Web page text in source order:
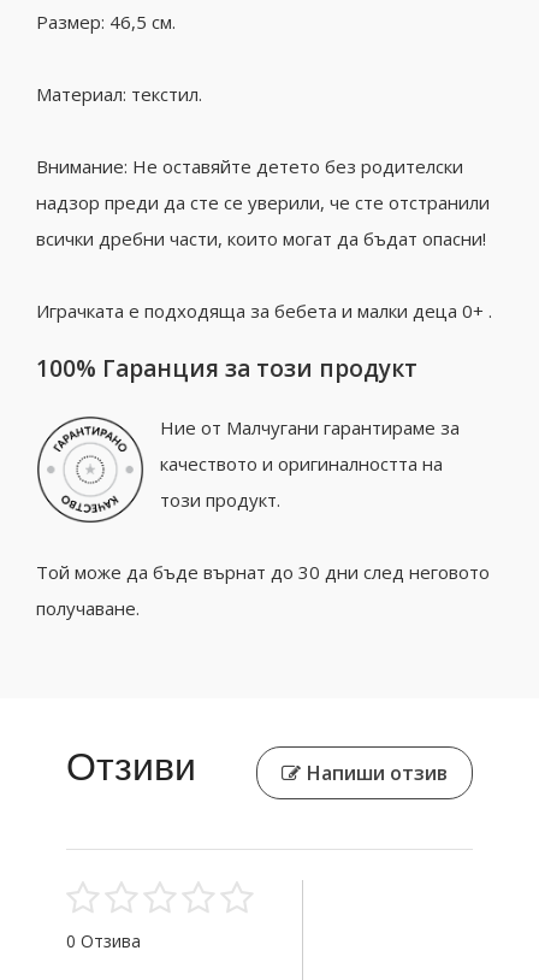
Размер: 46,5 см.
Материал: текстил.
Внимание: Не оставяйте детето без родителски
надзор преди да сте се уверили, че сте отстранили
всички дребни части, които могат да бъдат опасни!
Играчката е подходяща за бебета и малки деца 0+ .
100% Гаранция за този продукт
Ние от Малчугани гарантираме за
качеството и оригиналността на
този продукт.
Той може да бъде върнат до 30 дни след неговото
получаване.
Отзиви Напиши отзив
0 Отзива